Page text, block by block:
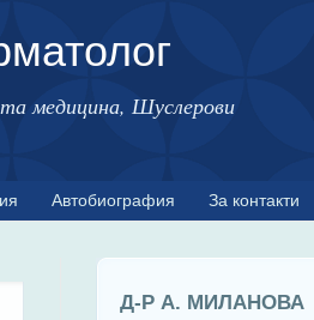
медицина, Шуслерови
Автобиография За контакти
Д-Р А. МИЛАНОВА